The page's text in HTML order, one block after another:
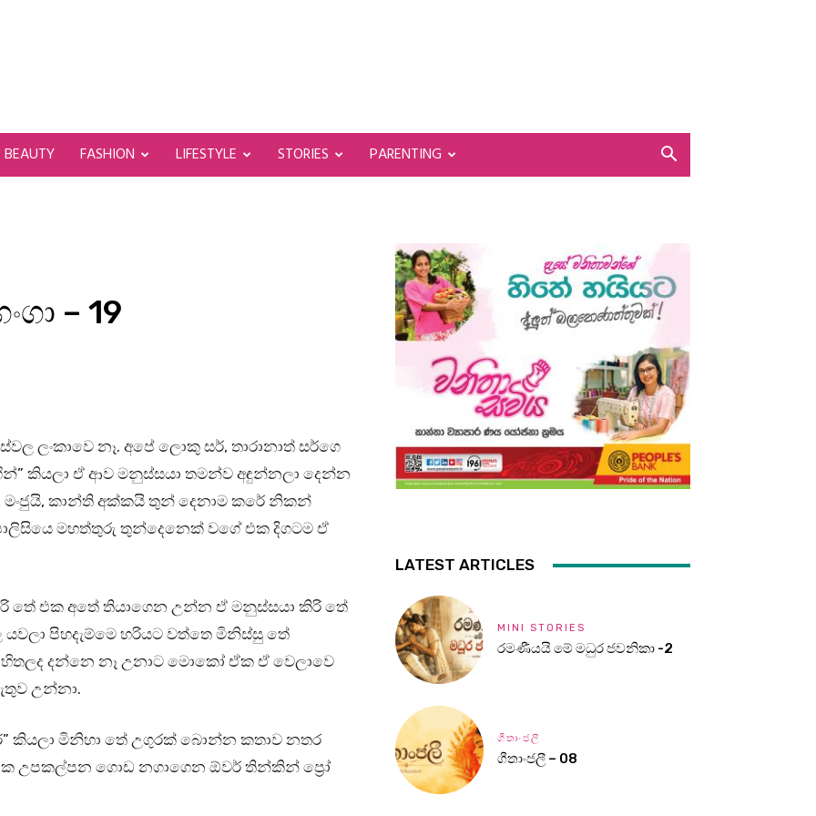
BEAUTY FASHION LIFESTYLE STORIES PARENTING
– 19
ලංකාවෙ නෑ. අපේ ලොකු සර්, තාරානාත් සර්ගෙ
කියලා ඒ ආව මනුස්සයා තමන්ව අඳුන්නලා දෙන්න
මංජුයි, කාන්ති අක්කයි තුන් දෙනාම කරේ නිකන්
මහත්තුරු තුන්දෙනෙක් වගේ එක දිගටම ඒ
තේ එක අතේ තියාගෙන උන්න ඒ මනුස්සයා කිරි තේ
පිහදැම්මෙ හරියට වත්තෙ මිනිස්සු තේ
දන්නෙ නෑ උනාට මොකෝ ඒක ඒ වෙලාවෙ
උන්නා.
කියලා මිනිහා තේ උගුරක් බොන්න කතාව නතර
උපකල්පන ගොඩ නගාගෙන ඕවර් තින්කින් ප්‍රෝ
LATEST ARTICLES
MINI STORIES
රමණීයයි මේ මධුර ජවනිකා -2
ගීතාංජලී
ගීතාංජලී – 08